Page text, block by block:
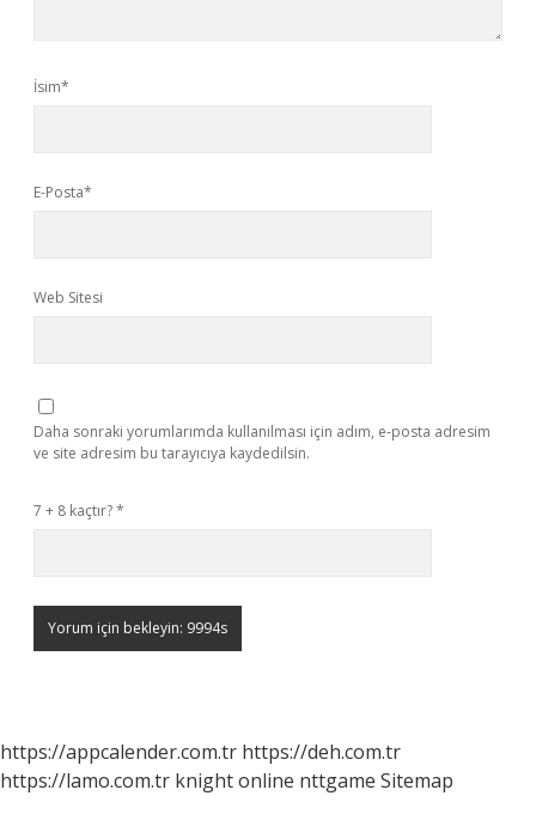
İsim*
E-Posta*
Web Sitesi
Daha sonraki yorumlarımda kullanılması için adım, e-posta adresim
ve site adresim bu tarayıcıya kaydedilsin.
7 + 8 kaçtır?*
https://appcalender.com.tr https://deh.com.tr
https://lamo.com.tr knight online nttgame Sitemap